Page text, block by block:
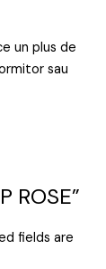
un plus de
sau
ROSE”
fields are